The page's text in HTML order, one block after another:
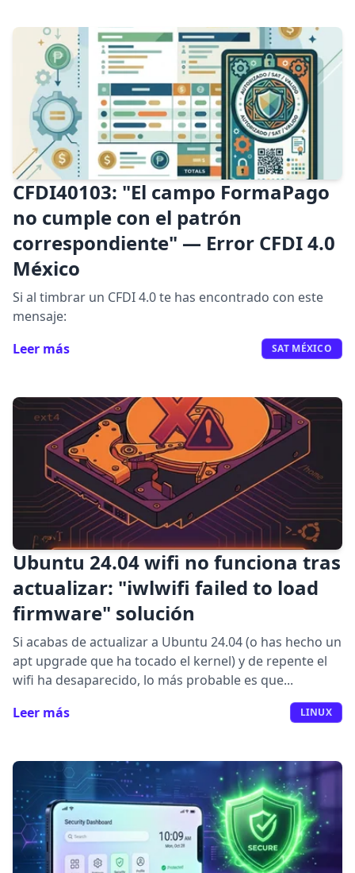
CFDI40103: "El campo FormaPago
no cumple con el patrón
correspondiente" — Error CFDI 4.0
México
Si al timbrar un CFDI 4.0 te has encontrado con este
mensaje:
Leer más
SAT MÉXICO
Ubuntu 24.04 wifi no funciona tras
actualizar: "iwlwifi failed to load
firmware" solución
Si acabas de actualizar a Ubuntu 24.04 (o has hecho un
apt upgrade que ha tocado el kernel) y de repente el
wifi ha desaparecido, lo más probable es que...
Leer más
LINUX